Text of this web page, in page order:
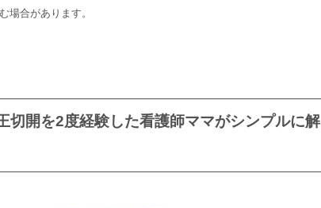
場合があります。
切開を2度経験した看護師ママがシンプルに解